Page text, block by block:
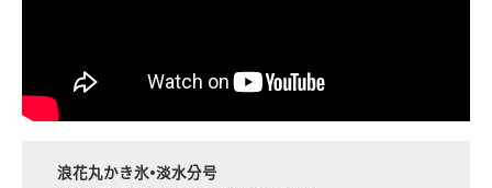
浪花丸かき氷•淡水分号